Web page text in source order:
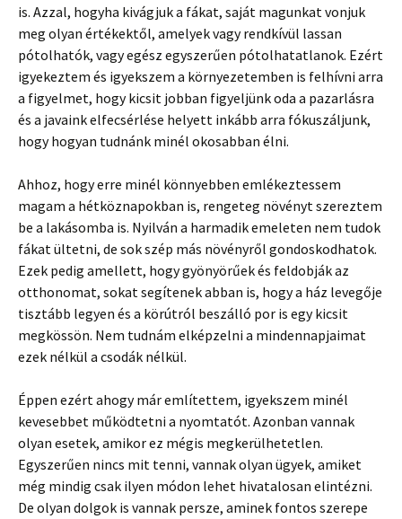
is. Azzal, hogyha kivágjuk a fákat, saját magunkat vonjuk
meg olyan értékektől, amelyek vagy rendkívül lassan
pótolhatók, vagy egész egyszerűen pótolhatatlanok. Ezért
igyekeztem és igyekszem a környezetemben is felhívni arra
a figyelmet, hogy kicsit jobban figyeljünk oda a pazarlásra
és a javaink elfecsérlése helyett inkább arra fókuszáljunk,
hogy hogyan tudnánk minél okosabban élni.
Ahhoz, hogy erre minél könnyebben emlékeztessem
magam a hétköznapokban is, rengeteg növényt szereztem
be a lakásomba is. Nyilván a harmadik emeleten nem tudok
fákat ültetni, de sok szép más növényről gondoskodhatok.
Ezek pedig amellett, hogy gyönyörűek és feldobják az
otthonomat, sokat segítenek abban is, hogy a ház levegője
tisztább legyen és a körútról beszálló por is egy kicsit
megkössön. Nem tudnám elképzelni a mindennapjaimat
ezek nélkül a csodák nélkül.
Éppen ezért ahogy már említettem, igyekszem minél
kevesebbet működtetni a nyomtatót. Azonban vannak
olyan esetek, amikor ez mégis megkerülhetetlen.
Egyszerűen nincs mit tenni, vannak olyan ügyek, amiket
még mindig csak ilyen módon lehet hivatalosan elintézni.
De olyan dolgok is vannak persze, aminek fontos szerepe